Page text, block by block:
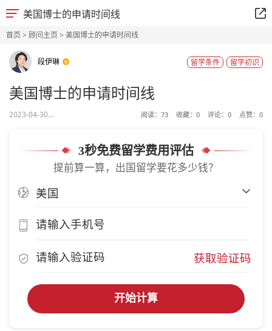
美国博士的申请时间线
首页> 顾问主页> 美国博士的申请时间线
段伊琳 留学初识
留学条件
美国博士的申请时间线
2023-04-30... 阅读： 73 收藏： 0 评论： 0 点赞： 0
3秒免费留学费用评估
提前算一算，出国留学要花多少钱？
获取验证码
开始计算